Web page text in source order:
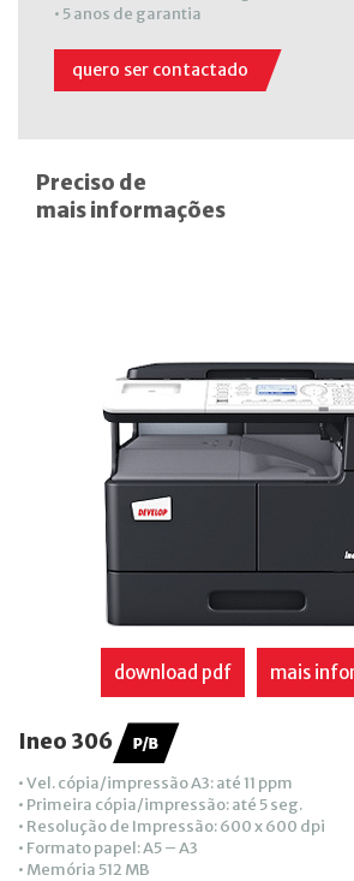
• 5 anos de garantia
quero ser contactado
Preciso de
mais informações
download pdf mais
Ineo 306
• Vel. cópia/impressão A3: até 11 ppm
• Primeira cópia/impressão: até 5 seg.
• Resolução de Impressão: 600 x 600 dpi
• Formato papel: A5 – A3
• Memória 512 MB